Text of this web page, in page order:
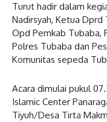
Turut hadir dalam
Nadirsyah, Ketua Dprd
Opd Pemkab Tubaba,
Polres Tubaba dan
Komunitas sepeda
Acara dimulai pukul
Islamic Center
Tiyuh/Desa Tirta